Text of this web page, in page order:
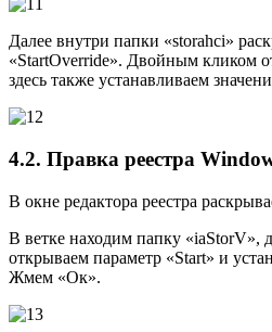
Далее внутри папки «storahci»
«StartOverride». Двойным кликом
здесь также устанавливаем
4.2. Правка реестра
В окне редактора реестра
В ветке находим папку «iaStorV»,
открываем параметр «Start» и
Жмем «Ок».